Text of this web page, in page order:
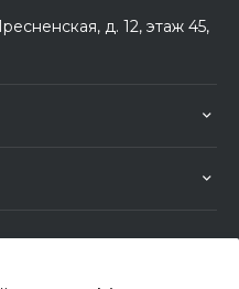
д. 12, этаж 45,